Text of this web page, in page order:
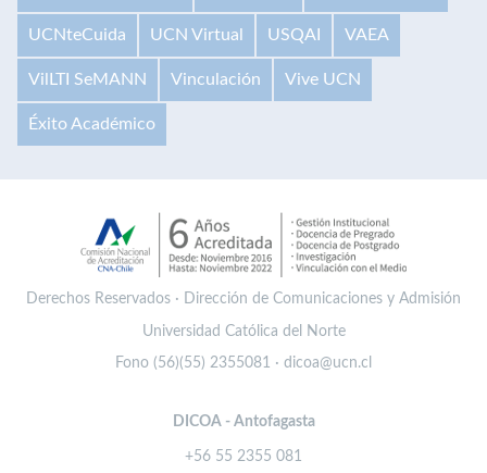
UCNteCuida UCN Virtual USQAI VAEA
VilLTI SeMANN Vinculación Vive UCN
Éxito Académico
Derechos Reservados · Dirección de Comunicaciones y Admisión
Universidad Católica del Norte
Fono (56)(55) 2355081 · dicoa@ucn.cl
DICOA - Antofagasta
+56 55 2355 081